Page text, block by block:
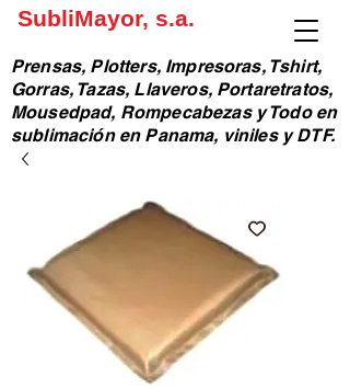
SubliMayor, s.a.
Prensas, Plotters, Impresoras, Tshirt,
Gorras, Tazas, Llaveros, Portaretratos,
Mousedpad, Rompecabezas y Todo en
sublimación en Panama, viniles y DTF.